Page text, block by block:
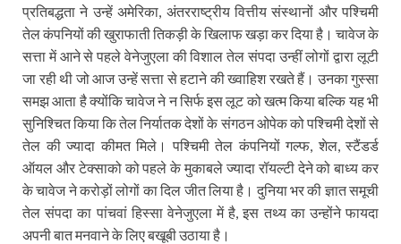
प्रतिबद्धता ने उन्हें अमेरिका, अंतरराष्ट्रीय वित्तीय संस्थानों और पश्चिमी
तेल कंपनियों की खुराफाती तिकड़ी के खिलाफ खड़ा कर दिया है। चावेज के
सत्ता में आने से पहले वेनेजुएला की विशाल तेल संपदा उन्हीं लोगों द्वारा लूटी
जा रही थी जो आज उन्हें सत्ता से हटाने की ख्वाहिश रखते हैं। उनका गुस्सा
समझ आता है क्योंकि चावेज ने न सिर्फ इस लूट को खत्म किया बल्कि यह भी
सुनिश्चित किया कि तेल निर्यातक देशों के संगठन ओपेक को पश्चिमी देशों से
तेल की ज्यादा कीमत मिले। पश्चिमी तेल कंपनियों गल्फ, शेल, स्टैंडर्ड
ऑयल और टेक्साको को पहले के मुकाबले ज्यादा रॉयल्टी देने को बाध्य कर
के चावेज ने करोड़ों लोगों का दिल जीत लिया है। दुनिया भर की ज्ञात समूची
तेल संपदा का पांचवां हिस्सा वेनेजुएला में है, इस तथ्य का उन्होंने फायदा
अपनी बात मनवाने के लिए बखूबी उठाया है।